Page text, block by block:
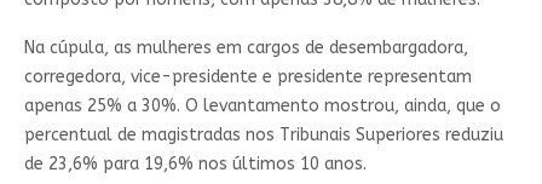
Na cúpula, as mulheres em cargos de desembargadora,
corregedora, vice-presidente e presidente representam
apenas 25% a 30%. O levantamento mostrou, ainda, que o
percentual de magistradas nos Tribunais Superiores reduziu
de 23,6% para 19,6% nos últimos 10 anos.